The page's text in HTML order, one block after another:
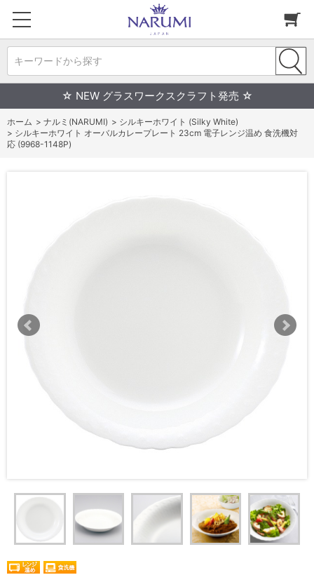
キーワードから探す
☆ NEW グラスワークスクラフト発売 ☆
ホーム > ナルミ(NARUMI) > シルキーホワイト (Silky White)
> シルキーホワイト オーバルカレープレート 23cm 電子レンジ温め 食洗機対
応 (9968-1148P)